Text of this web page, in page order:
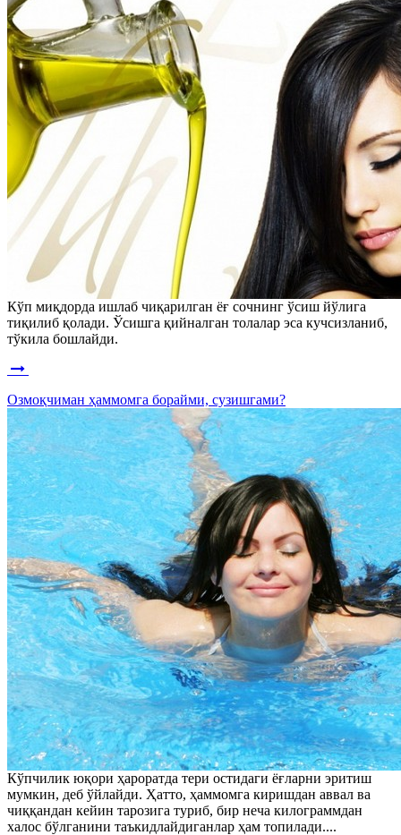
Кўп миқдорда ишлаб чиқарилган ёғ сочнинг ўсиш йўлига
тиқилиб қолади. Ўсишга қийналган толалар эса кучсизланиб,
тўкила бошлайди.
Озмоқчиман ҳаммомга борайми, сузишгами?
Кўпчилик юқори ҳароратда тери остидаги ёғларни эритиш
мумкин, деб ўйлайди. Ҳатто, ҳаммомга киришдан аввал ва
чиққандан кейин тарозига туриб, бир неча килограммдан
халос бўлганини таъкидлайдиганлар ҳам топилади....